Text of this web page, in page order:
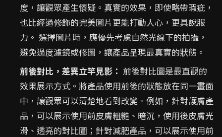
度，讓觀眾產生懷疑。真實的效果，即使略帶瑕疵，
也比經過修飾的完美圖片更能打動人心，更具說服
力。 選擇圖片時，應優先考慮自然光線下的拍攝，
避免過度濾鏡或修圖，讓產品呈現最真實的狀態。
前後對比，差異立竿見影： 前後對比圖是最直觀的
效果展示方式。將產品使用前後的狀態放在同一畫面
中，讓觀眾可以清楚地看到改變。例如，針對護膚產
品，可以展示使用前皮膚粗糙、暗沉，使用後皮膚光
滑、透亮的對比圖；針對減肥產品，可以展示使用前